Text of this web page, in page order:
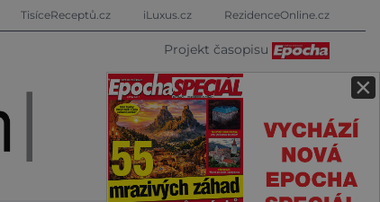
×
TisíceReceptů.cz iLuxus.cz RezidenceOnline.cz
Projekt časopisu